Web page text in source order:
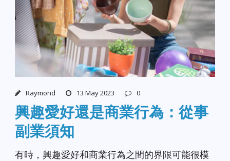
Raymond 13 May 2023 0
興趣愛好還是商業行為：從事
副業須知
有時，興趣愛好和商業行為之間的界限可能很模